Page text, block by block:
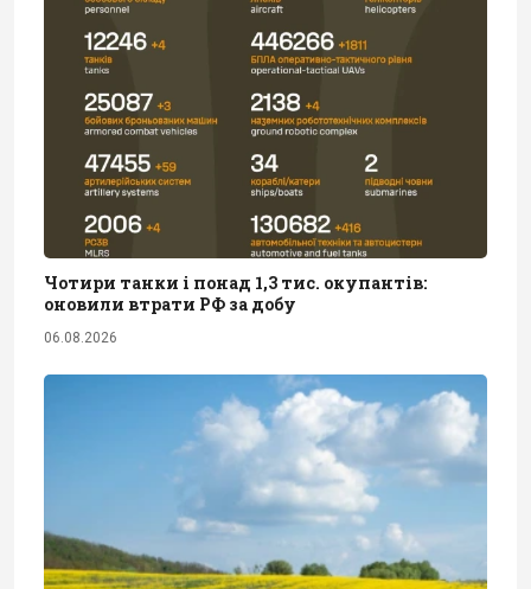
Чотири танки і понад 1,3 тис. окупантів:
оновили втрати РФ за добу
06.08.2026